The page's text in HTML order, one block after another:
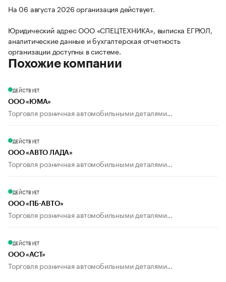
На 06 августа 2026 организация действует.
Юридический адрес ООО «СПЕЦТЕХНИКА», выписка ЕГРЮЛ,
аналитические данные и бухгалтерская отчетность
организации доступны в системе.
Похожие компании
ДЕЙСТВУЕТ
ООО «ЮМА»
Торговля розничная автомобильными деталями...
ДЕЙСТВУЕТ
ООО «АВТО ЛАДА»
Торговля розничная автомобильными деталями...
ДЕЙСТВУЕТ
ООО «ПБ-АВТО»
Торговля розничная автомобильными деталями...
ДЕЙСТВУЕТ
ООО «АСТ»
Торговля розничная автомобильными деталями...